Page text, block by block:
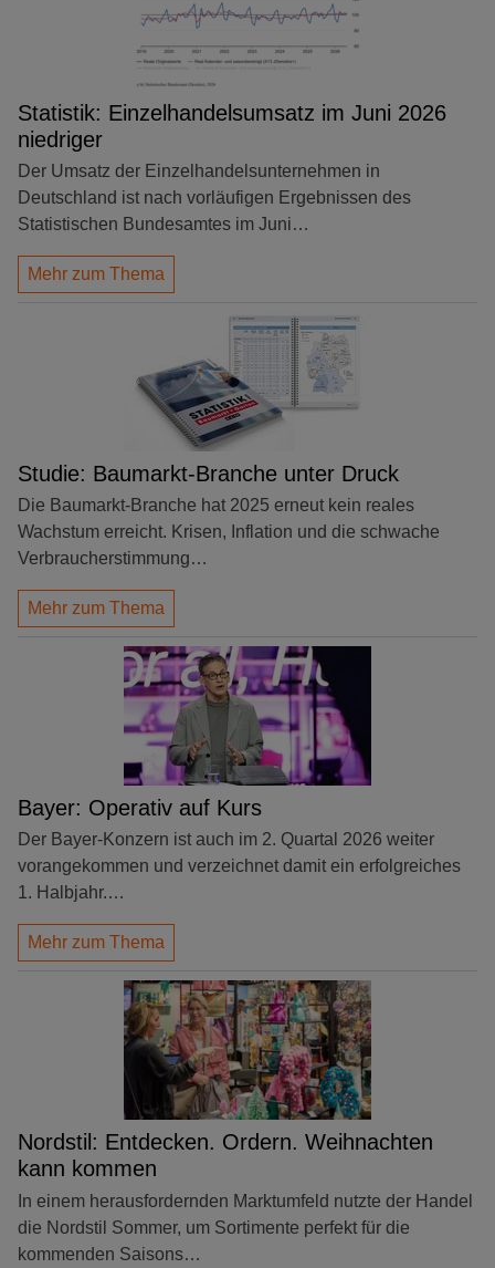
Statistik: Einzelhandelsumsatz im Juni 2026
niedriger
Der Umsatz der Einzelhandelsunternehmen in
Deutschland ist nach vorläufigen Ergebnissen des
Statistischen Bundesamtes im Juni…
Mehr zum Thema
Studie: Baumarkt-Branche unter Druck
Die Baumarkt-Branche hat 2025 erneut kein reales
Wachstum erreicht. Krisen, Inflation und die schwache
Verbraucherstimmung…
Mehr zum Thema
Bayer: Operativ auf Kurs
Der Bayer-Konzern ist auch im 2. Quartal 2026 weiter
vorangekommen und verzeichnet damit ein erfolgreiches
1. Halbjahr.…
Mehr zum Thema
Nordstil: Entdecken. Ordern. Weihnachten
kann kommen
In einem herausfordernden Marktumfeld nutzte der Handel
die Nordstil Sommer, um Sortimente perfekt für die
kommenden Saisons…